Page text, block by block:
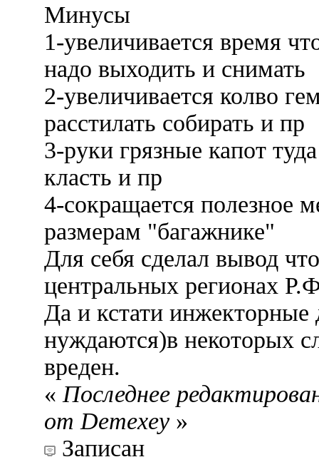
Минусы
1-увеличивается время
надо выходить и снимать
2-увеличивается колво
расстилать собирать и пр
3-руки грязные капот
класть и пр
4-сокращается полезное
размерам "багажнике"
Для себя сделал вывод
центральных регионах
Да и кстати инжекторные
нуждаются)в некоторых
вреден.
« Последнее
от Demexey »
Записан